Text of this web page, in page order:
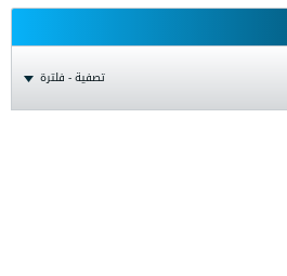
تصفية - فلترة